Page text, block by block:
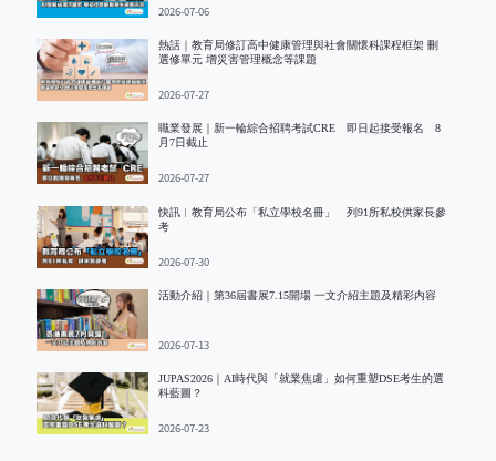
2026-07-06
熱話｜教育局修訂高中健康管理與社會關懷科課程框架 刪
選修單元 增災害管理概念等課題
2026-07-27
職業發展｜新一輪綜合招聘考試CRE 即日起接受報名 8
月7日截止
2026-07-27
快訊︱教育局公布「私立學校名冊」 列91所私校供家長參
考
2026-07-30
活動介紹｜第36屆書展7.15開場 一文介紹主題及精彩内容
2026-07-13
JUPAS2026｜AI時代與「就業焦慮」如何重塑DSE考生的選
科藍圖？
2026-07-23